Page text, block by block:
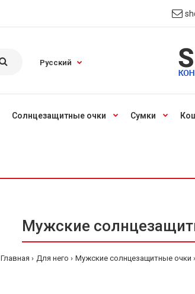
Русский
Солнцезащитные очки Сумки
Мужские
Главная Для него Мужские солнцезащитные очки